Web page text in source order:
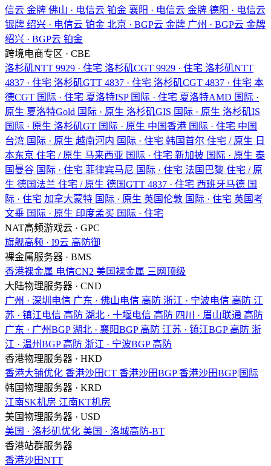
信云 金牌 佛山 · 电信云 铂金 襄阳 · 电信云 金牌 德阳 · 电信云
银牌 绍兴 · 电信云 铂金 北京 · BGP云 金牌 广州 · BGP云 金牌
绍兴 · BGP云 铂金
跨境电商专区 · CBE
洛杉矶NTT 9929 · 住宅 洛杉矶CGT 9929 · 住宅 洛杉矶NTT
4837 · 住宅 洛杉矶GTT 4837 · 住宅 洛杉矶CGT 4837 · 住宅 本
德CGT 国际 · 住宅 夏洛特ISP 国际 · 住宅 夏洛特AMD 国际 ·
原生 夏洛特Gold 国际 · 原生 洛杉矶GIS 国际 · 原生 洛杉矶IS
国际 · 原生 洛杉矶GT 国际 · 原生 中国香港 国际 · 住宅 中国
台湾 国际 · 原生 越南河内 国际 · 住宅 韩国首尔 住宅 / 原生 日
本东京 住宅 / 原生 马来西亚 国际 · 住宅 新加披 国际 · 原生 泰
国曼谷 国际 · 住宅 菲律宾马尼 国际 · 住宅 法国巴黎 住宅 / 原
生 德国法兰 住宅 / 原生 德国GTT 4837 · 住宅 西班牙马德 国
际 · 住宅 加拿大蒙特 国际 · 原生 英国伦敦 国际 · 住宅 英国考
文垂 国际 · 原生 印度孟买 国际 · 住宅
NAT高频游戏云 · GPC
旗舰高频 · I9云 高防御
裸金属服务器 · BMS
香港裸金属 电信CN2 美国裸金属 三网顶级
大陆物理服务器 · CND
广州 · 深圳电信 广东 · 佛山电信 高防 浙江 · 宁波电信 高防 江
苏 · 镇江电信 高防 湖北 · 十堰电信 高防 四川 · 眉山联通 高防
广东 · 广州BGP 湖北 · 襄阳BGP 高防 江苏 · 镇江BGP 高防 浙
江 · 温州BGP 高防 浙江 · 宁波BGP 高防
香港物理服务器 · HKD
香港大铺优化 香港沙田CT 香港沙田BGP 香港沙田BGP|国际
韩国物理服务器 · KRD
江南SK机房 江南KT机房
美国物理服务器 · USD
美国 · 洛杉矶优化 美国 · 洛城高防-BT
香港站群服务器
香港沙田NTT